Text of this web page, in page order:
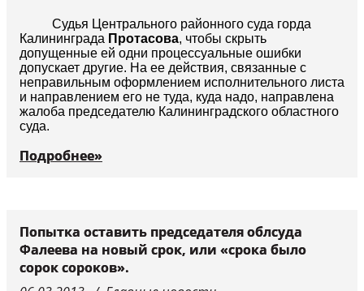
Судья Центрального районного суда горда
Калининграда Протасова, чтобы скрыть
допущенные ей одни процессуальные ошибки
допускает другие. На ее действия, связанные с
неправильным оформлением исполнительного листа
и направлением его не туда, куда надо, направлена
жалоба председателю Калининградского областного
суда.
Подробнее»
Попытка оставить председателя облсуда
Фалеева на новый срок, или «срока было
сорок сороков».